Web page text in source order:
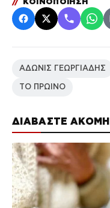
ΔΙΑΒΑΣΤΕ ΑΚΟΜΗ
ΑΔΩΝΙΣ ΓΕΩΡΓΙΑΔΗΣ
ΤΟ ΠΡΩΙΝΟ